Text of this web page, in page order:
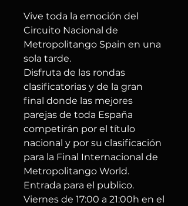
Vive toda la emoción del
Circuito Nacional de
Metropolitango Spain en una
sola tarde.
Disfruta de las rondas
clasificatorias y de la gran
final donde las mejores
parejas de toda España
competirán por el título
nacional y por su clasificación
para la Final Internacional de
Metropolitango World.
Entrada para el publico.
Viernes de 17:00 a 21:00h en el